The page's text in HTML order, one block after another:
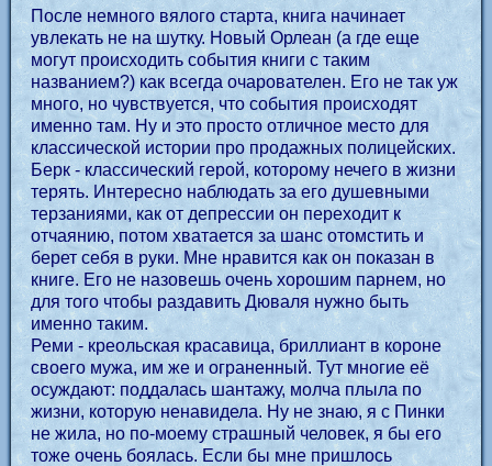
После немного вялого старта, книга начинает
увлекать не на шутку. Новый Орлеан (а где еще
могут происходить события книги с таким
названием?) как всегда очарователен. Его не так уж
много, но чувствуется, что события происходят
именно там. Ну и это просто отличное место для
классической истории про продажных полицейских.
Берк - классический герой, которому нечего в жизни
терять. Интересно наблюдать за его душевными
терзаниями, как от депрессии он переходит к
отчаянию, потом хватается за шанс отомстить и
берет себя в руки. Мне нравится как он показан в
книге. Его не назовешь очень хорошим парнем, но
для того чтобы раздавить Дюваля нужно быть
именно таким.
Реми - креольская красавица, бриллиант в короне
своего мужа, им же и ограненный. Тут многие её
осуждают: поддалась шантажу, молча плыла по
жизни, которую ненавидела. Ну не знаю, я с Пинки
не жила, но по-моему страшный человек, я бы его
тоже очень боялась. Если бы мне пришлось